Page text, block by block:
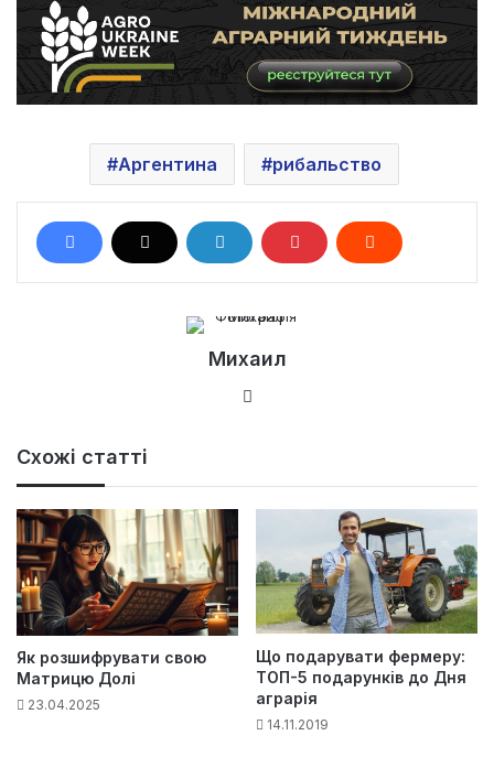
Аргентина рибальство
Михаил
Схожі статті
Як розшифрувати свою
Матрицю Долі
23.04.2025
Що подарувати фермеру:
ТОП-5 подарунків до Дня
аграрія
14.11.2019